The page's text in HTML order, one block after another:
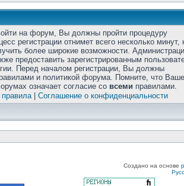
на форум, Вы должны пройти процедуру
регистрации отнимет всего несколько минут,
более широкие возможности.
предоставить зарегистрированным
Перед началом регистрации, Вы должны
и политикой форума. Помните, что Ваше
означает согласие со всеми правилами.
| Соглашение о конфиденциальности
Создано на основе